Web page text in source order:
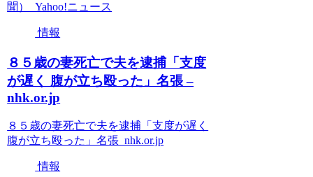
聞） Yahoo!ニュース
情報
８５歳の妻死亡で夫を逮捕「支度
が遅く 腹が立ち殴った」名張 –
nhk.or.jp
８５歳の妻死亡で夫を逮捕「支度が遅く
腹が立ち殴った」名張 nhk.or.jp
情報